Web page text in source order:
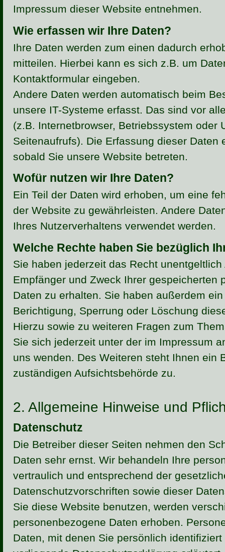
Impressum dieser Website entnehmen.
Wie erfassen wir Ihre Daten?
Ihre Daten werden zum einen dadurch
mitteilen. Hierbei kann es sich z.B. um
Kontaktformular eingeben.
Andere Daten werden automatisch beim
unsere IT-Systeme erfasst. Das sind vor
(z.B. Internetbrowser, Betriebssystem oder
Seitenaufrufs). Die Erfassung dieser Daten
sobald Sie unsere Website betreten.
Wofür nutzen wir Ihre Daten?
Ein Teil der Daten wird erhoben, um eine
der Website zu gewährleisten. Andere
Ihres Nutzerverhaltens verwendet werden.
Welche Rechte haben Sie bezüglich
Sie haben jederzeit das Recht
Empfänger und Zweck Ihrer gespeicherten
Daten zu erhalten. Sie haben außerdem
Berichtigung, Sperrung oder Löschung
Hierzu sowie zu weiteren Fragen zum
Sie sich jederzeit unter der im Impressum
uns wenden. Des Weiteren steht Ihnen ein
zuständigen Aufsichtsbehörde zu.
2. Allgemeine Hinweise und
Datenschutz
Die Betreiber dieser Seiten nehmen den
Daten sehr ernst. Wir behandeln Ihre
vertraulich und entsprechend der
Datenschutzvorschriften sowie dieser
Sie diese Website benutzen, werden
personenbezogene Daten erhoben.
Daten, mit denen Sie persönlich